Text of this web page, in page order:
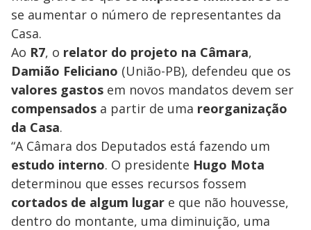
V
i
d
e
o
o
se aumentar o número de representantes da
Casa.
Ao R7, o relator do projeto na Câmara,
Damião Feliciano (União-PB), defendeu que os
valores gastos em novos mandatos devem ser
compensados a partir de uma reorganização
da Casa.
“A Câmara dos Deputados está fazendo um
estudo interno. O presidente Hugo Mota
determinou que esses recursos fossem
cortados de algum lugar e que não houvesse,
dentro do montante, uma diminuição, uma